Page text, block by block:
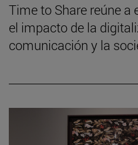
Time to Share reúne a
el impacto de la
comunicación y la